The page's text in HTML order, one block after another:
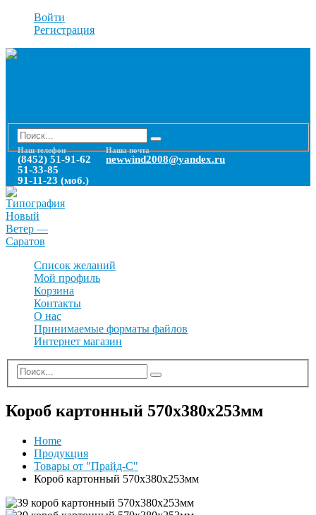
Войти
Регистрация
Наш телефон
(8452) 51-91-62
51-33-85
91-11-23 (моб.)
Наша почта
newwind2008@yandex.ru
Список желаний
Мой профиль
Корзина
Контакты
О нас
Принимаемые форматы файлов
Интернет магазин
Короб картонный 570х380х253мм
Home
Продукция
Товары от "Прайд-С"
Короб картонный 570х380х253мм